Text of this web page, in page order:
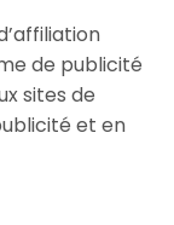
de publicité
sites de
et en